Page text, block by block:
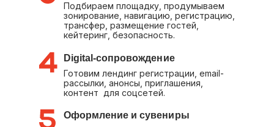
Оформление и сувениры
Готовим лендинг регистрации, email-
рассылки, анонсы, приглашения,
контент для соцсетей.
Digital-сопровождение
Подбираем площадку, продумываем
зонирование, навигацию, регистрацию,
трансфер, размещение гостей,
кейтеринг, безопасность.